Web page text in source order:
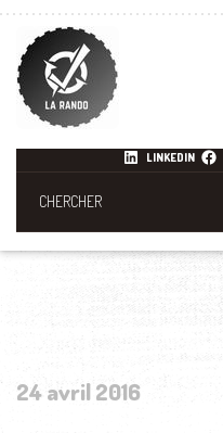
LINKEDIN
24 avril 2016